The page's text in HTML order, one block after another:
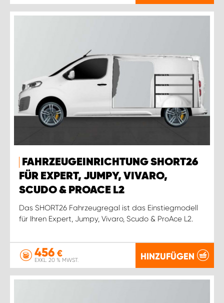
FAHRZEUGEINRICHTUNG SHORT26
FÜR EXPERT, JUMPY, VIVARO,
SCUDO & PROACE L2
Das SHORT26 Fahrzeugregal ist das Einstiegmodell
für Ihren Expert, Jumpy, Vivaro, Scudo & ProAce L2.
456 €
EXKL. 20 % MWST. HINZUFÜGEN